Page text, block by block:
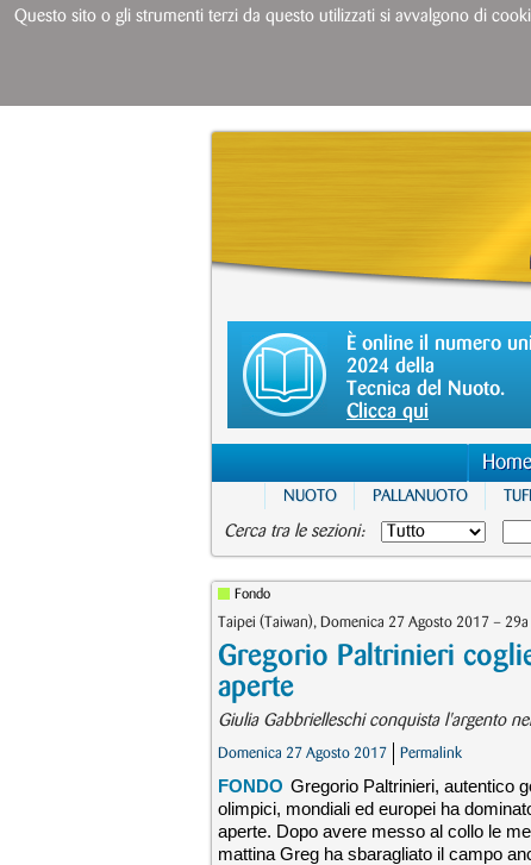
È online il numero
2024 della
Tecnica del Nuoto.
Clicca qui
NUOTO PALLANUOTO
Cerca tra le sezioni:
Fondo
Taipei (Taiwan), Domenica 27 Agosto 2017 –
Gregorio Paltrinieri
aperte
Giulia Gabbrielleschi conquista l'argento
Domenica 27 Agosto 2017 Permalink
FONDO Gregorio Paltrinieri, autentico
olimpici, mondiali ed europei ha
aperte. Dopo avere messo al collo le
mattina Greg ha sbaragliato il campo
Questo sito o gli strumenti terzi da questo utilizzati si avvalgono di